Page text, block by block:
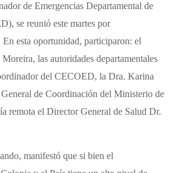
de Emergencias Departamental de
se reunió este martes por
esta oportunidad, participaron: el
las autoridades departamentales
del CECOED, la Dra. Karina
de Coordinación del Ministerio de
remota el Director General de Salud Dr.
manifestó que si bien el